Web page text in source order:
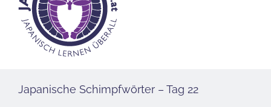
Japanische Schimpfwörter – Tag 22